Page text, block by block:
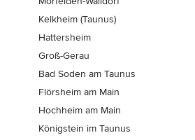
Kelkheim (Taunus)
Hattersheim
Groß-Gerau
Bad Soden am Taunus
Flörsheim am Main
Hochheim am Main
Königstein im Taunus